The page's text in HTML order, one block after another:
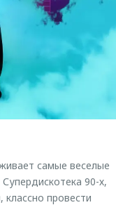
самые веселые
90-х,
провести